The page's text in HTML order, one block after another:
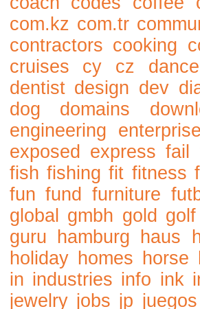
com.kz com.tr
contractors cooking
cruises
cy cz dance
dentist design dev
dog
domains
engineering
exposed
express fail
fish fishing fit fitness
fun fund furniture
global
gmbh gold golf
guru
hamburg haus
holiday homes horse
in industries info ink
jewelry jobs jp juegos